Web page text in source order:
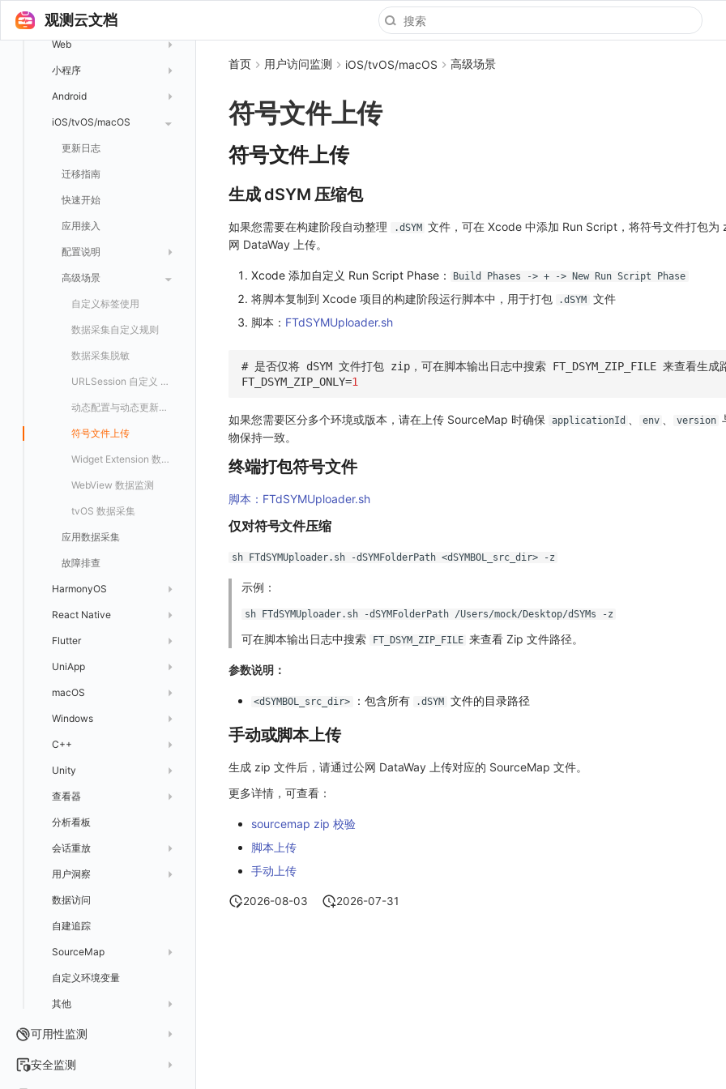
观测云文档
气泡图
直方图
矩形树图
蜂窝图
热力图
拓扑图
SLO
仪表盘
漏斗图
桑基图
数据列表
告警统计图
监控器总览
文本
视频
图片
命令面板
IFrame
仪表板列表
通知策略
等级映射
故障自动分析
故障聚合规则
Webhook配置
Pods
Nodes
Replica Sets
Jobs
Cron Jobs
Daemonset
Statefulset
Persistent Volumes
PVC
总览
拓扑
网络流
设备
网络路径
资源目录
数据上报
常见问题
全景拓扑图
指标管理
生成指标
数据采集
关联 Web 应用访问
配置应用性能监测采样
应用性能监测关联日志
服务
性能指标
服务拓扑
服务详情
分析看板
链路
手动安装
在主机上部署
在 Kubernetes 上部署
自动注入
在主机上部署
安装 Helm
查看器
列表
详情页
错误追踪
Profiling
用户访问监测
Web
Web 应用接入
前端框架插件接入
SSR 框架下接入
Electron 应用接入
采集数据说明
采样配置
用户操作 Action
自定义数据与事件
用户标识
全局 Context
添加自定义 Action
上报自定义 Error
自定义 View
Resource Hook
WebSocket 长连接采集
FAQ
更新日志
小程序
更新日志
应用接入
远程配置与强制采样
应用数据采集
自定义用户标识
自定义添加额外的数据TAG
自定义添加 Action
自定义添加 Error
Android
更新日志
快速开始
应用接入
配置说明
SDK 初始化
RUM 配置
Log 配置
Trace 配置
高级场景
自定义标签
自定义采集规则
数据采集脱敏
WebView 监测
符号文件上传
隐私与权限说明
Content Provider 设置
手动兼容接入
应用数据采集
故障排查
iOS/tvOS/macOS
更新日志
迁移指南
快速开始
应用接入
配置说明
SDK 初始化
RUM 配置
Log 配置
Trace 配置
高级场景
自定义标签使用
数据采集自定义规则
数据采集脱敏
URLSession 自定义 Network 采集
动态配置与动态更新地址
符号文件上传
Widget Extension 数据采集
WebView 数据监测
tvOS 数据采集
应用数据采集
故障排查
HarmonyOS
更新日志
快速开始
应用接入
配置说明
SDK 初始化
Log 配置
Trace 配置
高级场景
数据采集脱敏
WebView 数据监测
应用数据采集
故障排查
React Native
更新日志
快速开始
应用接入
配置说明
RUM 配置
Log 配置
Trace 配置
高级场景
自定义标签使用
数据采集自定义规则
数据采集脱敏
符号文件上传
WebView 数据监测
Android Resource 手动配置
应用数据采集
故障排查
Flutter
更新日志
快速开始
应用接入
配置说明
SDK 初始化
RUM 配置
Log 配置
Trace 配置
高级场景
自定义标签使用
数据采集自定义规则
数据采集脱敏
WebView 数据监测
应用数据采集
故障排查
UniApp
更新日志
快速开始
应用接入
配置说明
SDK 初始化
RUM 配置
Log 配置
Trace 配置
高级场景
自定义标签与 BridgeContext
数据采集脱敏
WebView 数据监测
应用数据采集
故障排查
macOS
快速开始
应用接入
配置说明
SDK 初始化
RUM 配置
Log 配置
Trace 配置
高级场景
自定义标签使用
数据采集自定义规则
应用数据采集
故障排查
Windows
更新日志
快速开始
应用接入
配置说明
SDK 初始化
RUM 配置
Log 配置
Trace 配置
框架接入
桌面 UI 框架
WebView2
Electron
高级场景
隐私与数据脱敏
自定义标签
自定义采集规则
应用数据采集
故障排查
C++
快速开始
应用接入
配置说明
SDK 初始化
RUM 配置
Log 配置
Trace 配置
高级场景
自定义标签
自定义采集规则
应用数据采集
故障排查
Unity
快速开始
应用接入
配置说明
SDK 初始化
RUM 配置
Log 配置
Trace 配置
高级场景
自定义标签使用
数据采集脱敏
原生与 Unity 混合开发
故障排查
查看器
Session（会话）
View（页面）
Resource（资源）
Action（操作）
Long Task（长任务）
Error（错误）
分析看板
会话重放
Web
如何接入会话重放
如何接入 canvas 录制
故障排除
移动端
Android 会话重放
iOS 会话重放
Flutter 会话重放
React Native 会话重放
用户洞察
会话热图
漏斗分析
数据访问
自建追踪
SourceMap
SourceMap 配置
脚本上传 sourcemap
自定义环境变量
其他
数据拦截与修改
可用性监测
拨测任务
安全监测
首页 用户访问监测 iOS/tvOS/macOS 高级场景
符号文件上传
符号文件上传
生成 dSYM 压缩包
如果您需要在构建阶段自动整理 .dSYM 文件，可在 Xcode 中添加 Run Script，将符号文件打包为
网 DataWay 上传。
Xcode 添加自定义 Run Script Phase： Build Phases -> + -> New Run Script Phase
将脚本复制到 Xcode 项目的构建阶段运行脚本中，用于打包 .dSYM
文件
脚本： FTdSYMUploader.sh
# 是否仅将 dSYM 文件打包 zip，可在脚本输出日志中搜索 FT_DSYM_ZIP_FILE 来查看生成
FT_DSYM_ZIP_ONLY=1
如果您需要区分多个环境或版本，请在上传 SourceMap 时确保 applicationId env version
物保持一致。
终端打包符号文件
脚本：FTdSYMUploader.sh
仅对符号文件压缩
sh FTdSYMUploader.sh -dSYMFolderPath <dSYMBOL_src_dir> -z
示例：
sh FTdSYMUploader.sh -dSYMFolderPath /Users/mock/Desktop/dSYMs -z
可在脚本输出日志中搜索 FT_DSYM_ZIP_FILE 来查看 Zip 文件路径。
参数说明：
<dSYMBOL_src_dir> ：包含所有 .dSYM 文件的目录路径
手动或脚本上传
生成 zip 文件后，请通过公网 DataWay 上传对应的 SourceMap 文件。
更多详情，可查看：
sourcemap zip 校验
脚本上传
手动上传
2026-08-03 2026-07-31